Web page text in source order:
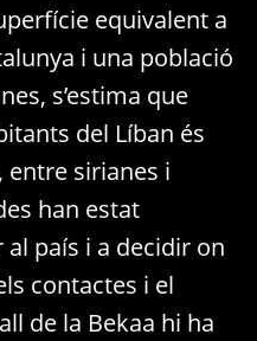
equivalent a
i una població
s’estima que
del Líban és
entre sirianes i
han estat
país i a decidir on
contactes i el
de la Bekaa hi ha